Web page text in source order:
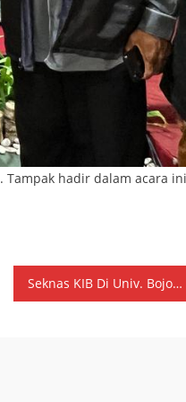
Tampak hadir dalam acara ini
Seknas KIB Di Univ. Bojonegoro : Cawapres Untuk Anak Presiden ‘Abuse Of Power’